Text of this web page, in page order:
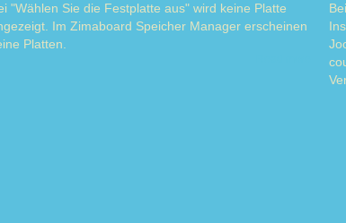
"Wählen Sie die Festplatte aus" wird keine Platte
Im Zimaboard Speicher Manager erscheinen
Platten.